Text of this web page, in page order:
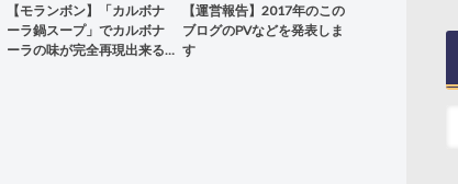
【モランボン】「カルボナ
ーラ鍋スープ」でカルボナ
ーラの味が完全再現出来る…
【運営報告】2017年のこの
ブログのPVなどを発表しま
す